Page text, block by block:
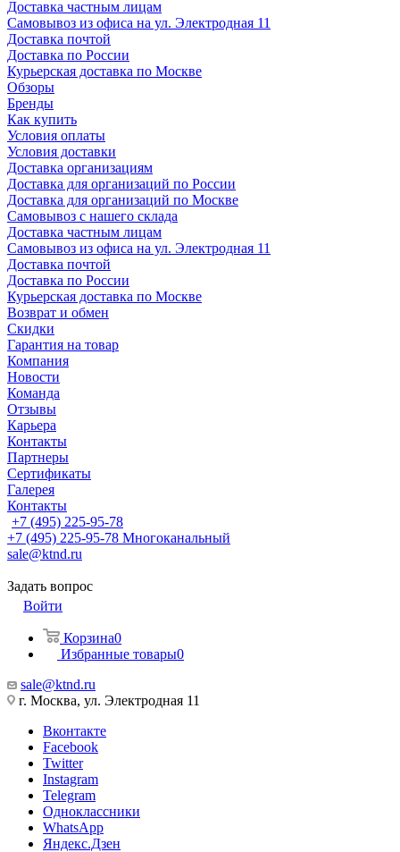
Доставка частным лицам
Самовывоз из офиса на ул. Электродная 11
Доставка почтой
Доставка по России
Курьерская доставка по Москве
Обзоры
Бренды
Как купить
Условия оплаты
Условия доставки
Доставка организациям
Доставка для организаций по России
Доставка для организаций по Москве
Самовывоз с нашего склада
Доставка частным лицам
Самовывоз из офиса на ул. Электродная 11
Доставка почтой
Доставка по России
Курьерская доставка по Москве
Возврат и обмен
Скидки
Гарантия на товар
Компания
Новости
Команда
Отзывы
Карьера
Контакты
Партнеры
Сертификаты
Галерея
Контакты
+7 (495) 225-95-78
+7 (495) 225-95-78 Многоканальный
sale@ktnd.ru
Задать вопрос
Войти
Корзина0
Избранные товары0
sale@ktnd.ru
г. Москва, ул. Электродная 11
Вконтакте
Facebook
Twitter
Instagram
Telegram
Одноклассники
WhatsApp
Яндекс.Дзен